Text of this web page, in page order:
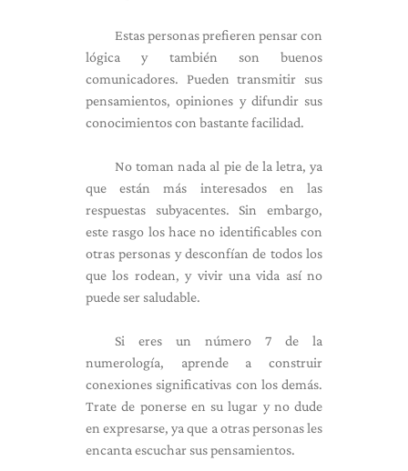
Estas personas prefieren pensar con
lógica y también son buenos
comunicadores. Pueden transmitir sus
pensamientos, opiniones y difundir sus
conocimientos con bastante facilidad.
No toman nada al pie de la letra, ya
que están más interesados ​​en las
respuestas subyacentes. Sin embargo,
este rasgo los hace no identificables con
otras personas y desconfían de todos los
que los rodean, y vivir una vida así no
puede ser saludable.
Si eres un número 7 de la
numerología, aprende a construir
conexiones significativas con los demás.
Trate de ponerse en su lugar y no dude
en expresarse, ya que a otras personas les
encanta escuchar sus pensamientos.